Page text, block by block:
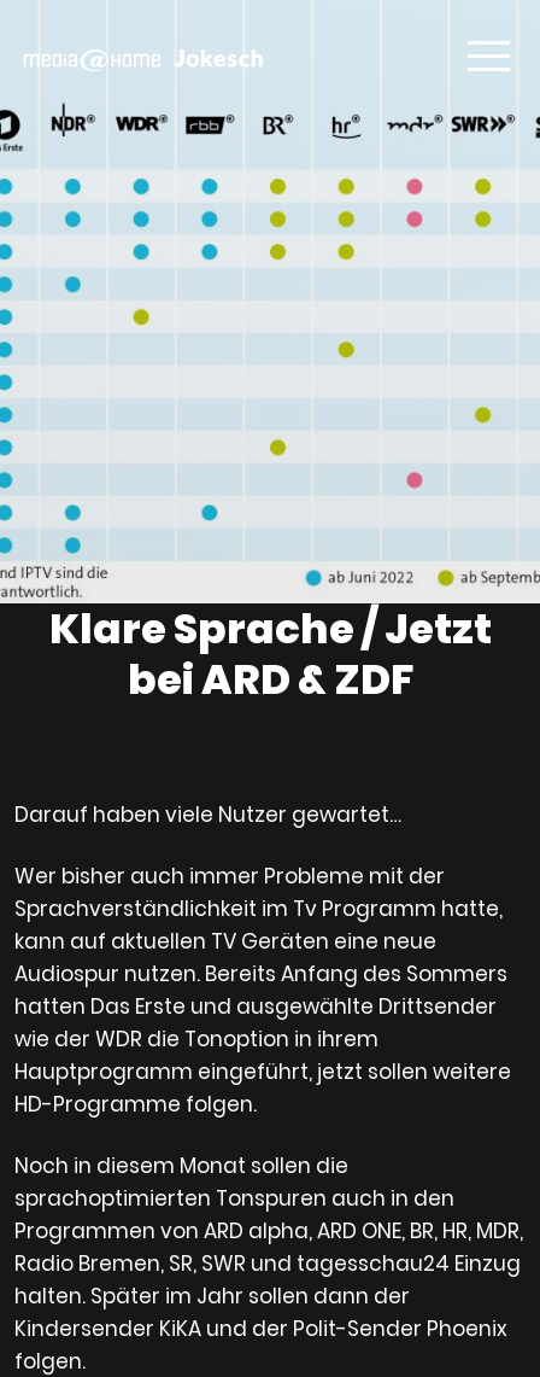
Klare Sprache / Jetzt
bei ARD & ZDF
Darauf haben viele Nutzer gewartet…
Wer bisher auch immer Probleme mit der
Sprachverständlichkeit im Tv Programm hatte,
kann auf aktuellen TV Geräten eine neue
Audiospur nutzen. Bereits Anfang des Sommers
hatten Das Erste und ausgewählte Drittsender
wie der WDR die Tonoption in ihrem
Hauptprogramm eingeführt, jetzt sollen weitere
HD-Programme folgen.
Noch in diesem Monat sollen die
sprachoptimierten Tonspuren auch in den
Programmen von ARD alpha, ARD ONE, BR, HR, MDR,
Radio Bremen, SR, SWR und tagesschau24 Einzug
halten. Später im Jahr sollen dann der
Kindersender KiKA und der Polit-Sender Phoenix
folgen.